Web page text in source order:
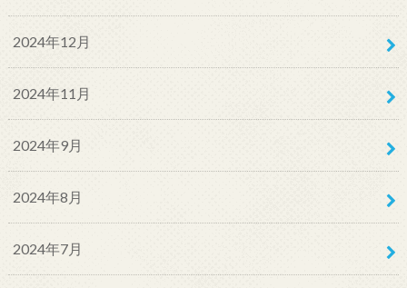
2024年12月
2024年11月
2024年9月
2024年8月
2024年7月